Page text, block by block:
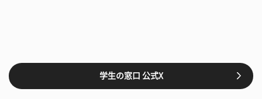
学生の窓口 公式X